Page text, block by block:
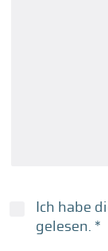
Ich habe
gelesen. *